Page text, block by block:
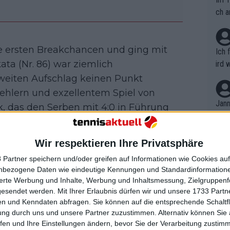
Wir respektieren Ihre Privatsphäre
Partner speichern und/oder greifen auf Informationen wie Cookies
Daten wie eindeutige Kennungen und
Werbung und Inhalte, Werbung und Inhaltsmessung,
werden. Mit Ihrer Erlaubnis dürfen wir und unsere 1733
und Kenndaten abfragen. Sie können auf die entsprechende
durch uns und unsere Partner zuzustimmen. Alternativ können Sie
und Ihre Einstellungen ändern, bevor Sie der Verarbeitung
ersten Breakchancen und ging mit
(Nr. 86) war ziemlich
Aufschlag keinen Punkt
und exzellentem Spiel von
das den Serben mit 4:0 in Führung
und verlor den Satz schließlich mit
hatte. Es war ein erster Satz,
seinem Aufschlag keine Chance
zu. Der Serbe war beim Return
Return.
ch
Ich
ird
r in
em
t,
B.
on
n
nt.